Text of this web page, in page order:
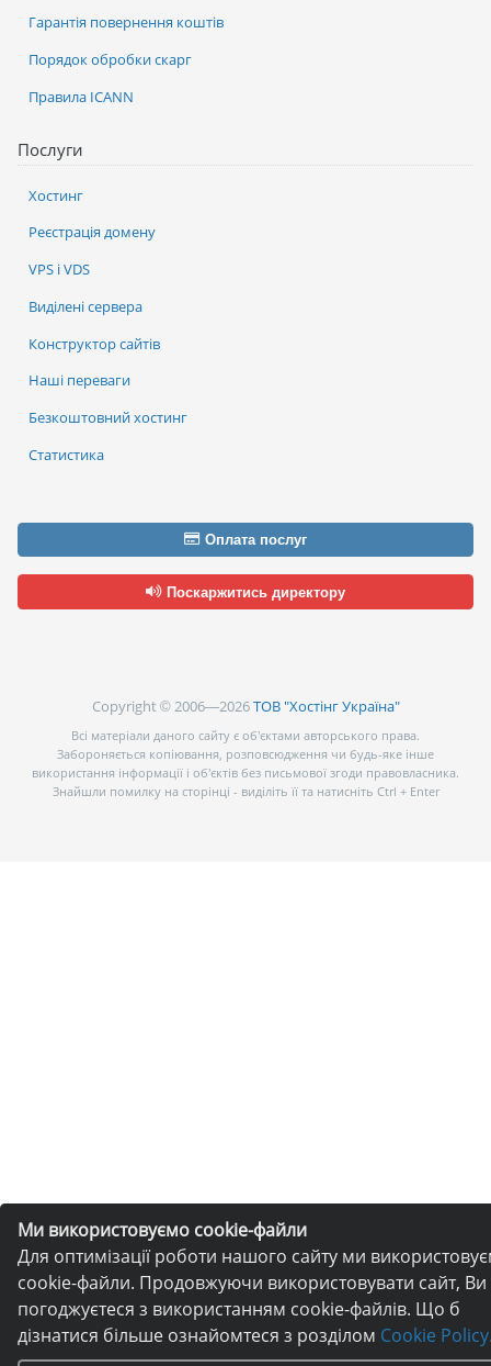
Ми використовуємо cookie-файли
Для оптимізації роботи нашого сайту ми
cookie-файли. Продовжуючи використовувати сайт, Ви
погоджуєтеся з використанням cookie-файлів. Що б
дізнатися більше ознайомтеся з розділом Cookie
Послуги
Хостинг
Реєстрація домену
VPS і VDS
Виділені сервера
Конструктор сайтів
Наші переваги
Безкоштовний хостинг
Статистика
Гарантія повернення коштів
Порядок обробки скарг
Правила ICANN
Оплата послуг
Поскаржитись директору
Copyright © 2006—2026ТОВ "Хостінг Україна"
Всі матеріали даного сайту є об’єктами авторського права.
Забороняється копіювання, розповсюдження чи будь-яке інше
використання інформації і об’єктів без письмової згоди правовласника.
Знайшли помилку на сторінці - виділіть її та натисніть Ctrl + Enter